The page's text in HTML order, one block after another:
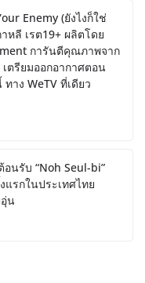
Enemy (ยังไงก็ใช่
หลี เรต19+ ผลิตโดย
การันตีคุณภาพจาก
ตรียมออกอากาศตอน
าง WeTV ที่เดียว
นรับ “Noh Seul-bi”
รกในประเทศไทย
น